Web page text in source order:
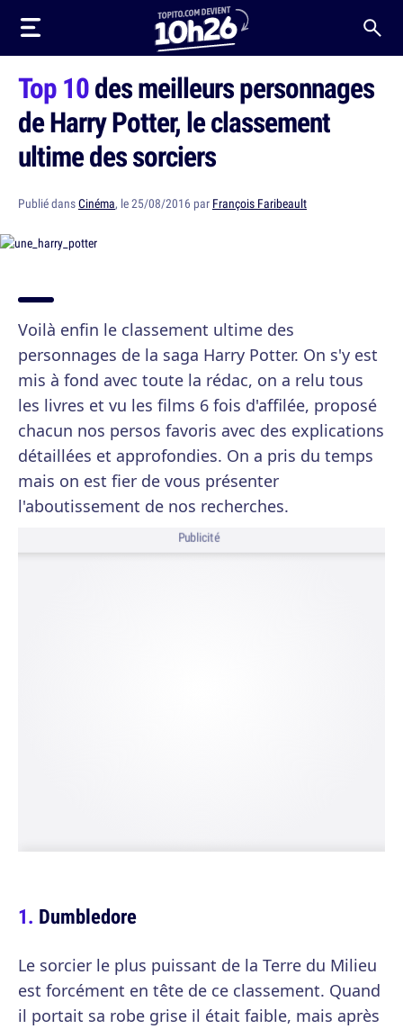
Top 10des meilleurs personnages
de Harry Potter, le classement
ultime des sorciers
Publié dansCinéma, le 25/08/2016 par François Faribeault
Voilà enfin le classement ultime des
personnages de la saga Harry Potter. On s'y est
mis à fond avec toute la rédac, on a relu tous
les livres et vu les films 6 fois d'affilée, proposé
chacun nos persos favoris avec des explications
détaillées et approfondies. On a pris du temps
mais on est fier de vous présenter
l'aboutissement de nos recherches.
Publicité
Dumbledore
Le sorcier le plus puissant de la Terre du Milieu
est forcément en tête de ce classement. Quand
il portait sa robe grise il était faible, mais après